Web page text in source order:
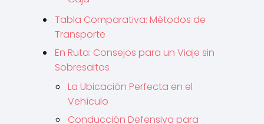
Tabla Comparativa: Métodos de
Transporte
En Ruta: Consejos para un Viaje sin
Sobresaltos
La Ubicación Perfecta en el
Vehículo
Conducción Defensiva para